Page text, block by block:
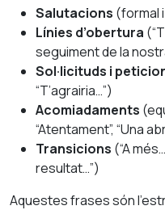
Salutacions (formal
Línies d’obertura
seguiment de la
Sol·licituds i
“T’agrairia…”)
Acomiadaments
“Atentament”, “Una
Transicions (“A
resultat…”)
Aquestes frases són